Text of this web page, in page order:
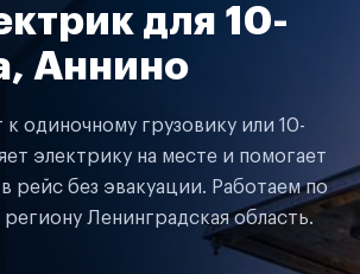
для 10-
Аннино
к одиночному грузовику или 10-
электрику на месте и помогает
рейс без эвакуации. Работаем по
Ленинградская область.